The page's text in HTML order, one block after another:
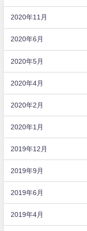
2020年11月
2020年6月
2020年5月
2020年4月
2020年2月
2020年1月
2019年12月
2019年9月
2019年6月
2019年4月